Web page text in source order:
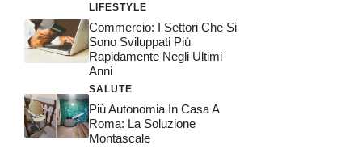
LIFESTYLE
Commercio: I Settori Che Si
Sono Sviluppati Più
Rapidamente Negli Ultimi
Anni
SALUTE
Più Autonomia In Casa A
Roma: La Soluzione
Montascale